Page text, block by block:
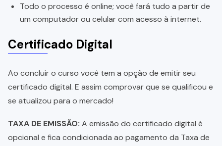
Todo o processo é online; você fará tudo a partir de
um computador ou celular com acesso à internet.
Certificado Digital
Ao concluir o curso você tem a opção de emitir seu
certificado digital. E assim comprovar que se qualificou e
se atualizou para o mercado!
TAXA DE EMISSÃO: A emissão do certificado digital é
opcional e fica condicionada ao pagamento da Taxa de